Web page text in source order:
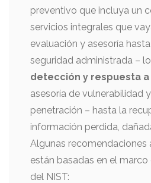
preventivo que incluya un
servicios integrales que
evaluación y asesoría
seguridad administrada –
detección y respuesta a
asesoría de vulnerabilidad
penetración – hasta la
información perdida,
Algunas recomendaciones
están basadas en el
del NIST: